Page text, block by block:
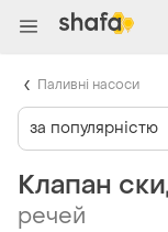
Клапан
речей
за популярністю
Паливні насоси